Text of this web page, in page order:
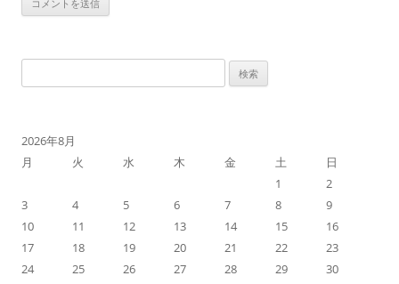
索
2026年8月
月
火 水 木 金 土
日
1
2
3
4 5 6 7 8
9
10
11 12 13 14 15
16
17
18 19 20 21 22
23
24
25 26 27 28 29
30